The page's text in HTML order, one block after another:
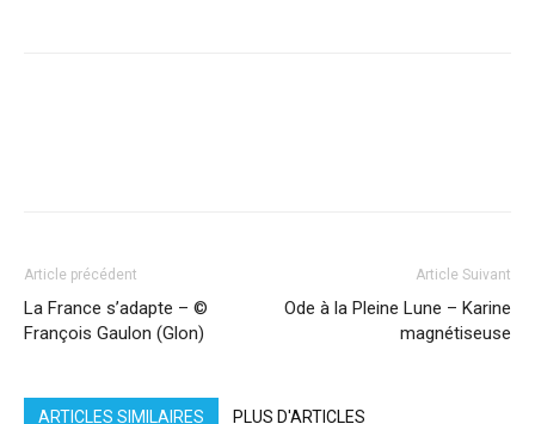
Article précédent
La France s’adapte – ©
François Gaulon (Glon)
Article Suivant
Ode à la Pleine Lune – Karine
magnétiseuse
ARTICLES SIMILAIRES PLUS D'ARTICLES